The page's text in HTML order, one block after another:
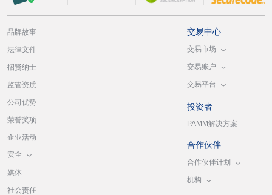
品牌故事
法律文件
招贤纳士
监管资质
公司优势
荣誉奖项
企业活动
安全
媒体
社会责任
交易中心
交易市场
交易账户
交易平台
投资者
PAMM解决方案
合作伙伴
合作伙伴计划
机构